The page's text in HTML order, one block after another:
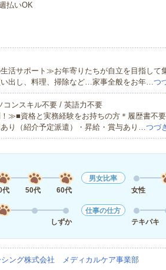
払いOK
活サポート≫お年寄りたちが自立を目指して
い出し、料理、掃除など…家事全般をお年…つ
コンスキル不要 / 英語力不要
≫■資格と実務経験をお持ちの方＊履歴書不
り（紹介予定派遣）・昇給・賞与あり…つづ
代 50代 60代
男女比率
女性
しずか
仕事の仕方
テキパキ
シング株式会社 メディカルケア事業部